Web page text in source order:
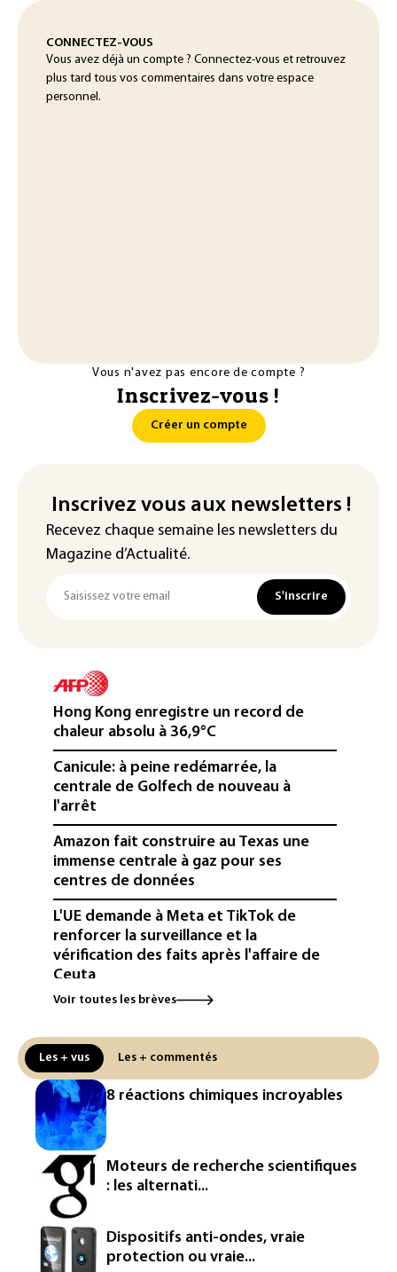
CONNECTEZ-VOUS
Vous avez déjà un compte ? Connectez-vous et retrouvez
plus tard tous vos commentaires dans votre espace
personnel.
Vous n'avez pas encore de compte ?
Inscrivez-vous !
Créer un compte
Inscrivez vous aux newsletters !
Recevez chaque semaine les newsletters du
Magazine d’Actualité.
S'inscrire
Hong Kong enregistre un record de
chaleur absolu à 36,9°C
Canicule: à peine redémarrée, la
centrale de Golfech de nouveau à
l'arrêt
Amazon fait construire au Texas une
immense centrale à gaz pour ses
centres de données
L'UE demande à Meta et TikTok de
renforcer la surveillance et la
vérification des faits après l'affaire de
Ceuta
L'Europe se prépare à une baisse de la
solaire
La métropole de Rouen porte plainte
contre BASF pour pollution aux PFAS
Canicule: à l'arrêt depuis fin juillet, la
centrale de Golfech reconnectée au
réseau
Véhicules de livraison autonomes: la
France ouvre la voie à leur
homologation
Voir toutes les brèves
Les + vus Les + commentés
8 réactions chimiques incroyables
Moteurs de recherche scientifiques
: les alternati...
Dispositifs anti-ondes, vraie
protection ou vraie...